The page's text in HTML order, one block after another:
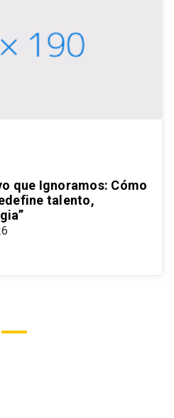
que Ignoramos: Cómo
talento,